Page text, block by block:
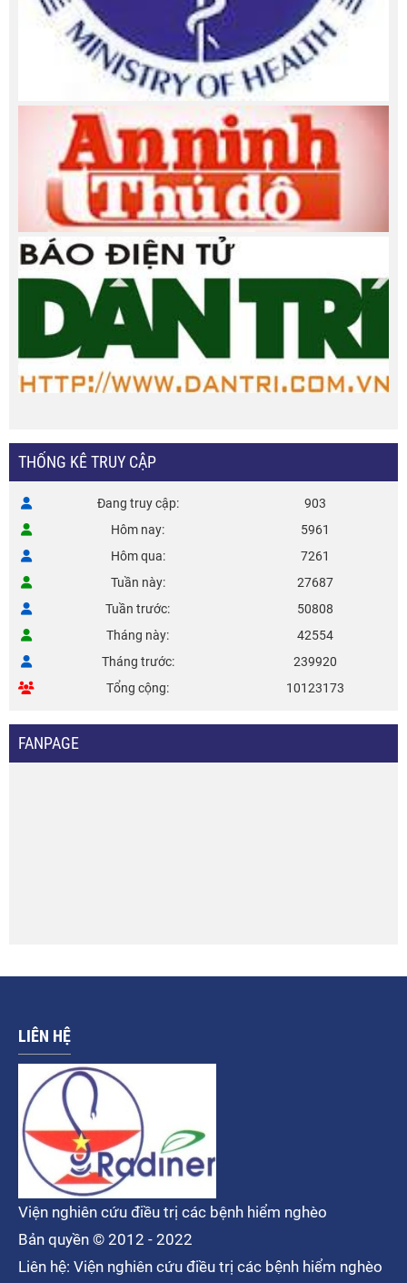
THỐNG KÊ TRUY CẬP
Đang truy cập
903
Hôm nay
5961
Hôm qua
7261
Tuần này
27687
Tuần trước
50808
Tháng này
42554
Tháng trước
239920
Tổng cộng
10123173
FANPAGE
LIÊN HỆ
Viện nghiên cứu điều trị các bệnh hiểm nghèo
Bản quyền © 2012 - 2022
Liên hệ: Viện nghiên cứu điều trị các bệnh hiểm nghèo